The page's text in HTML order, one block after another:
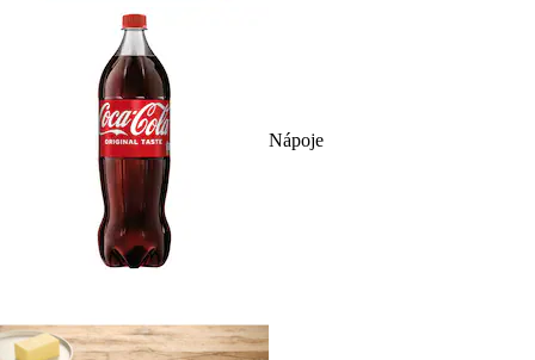
Nápoje